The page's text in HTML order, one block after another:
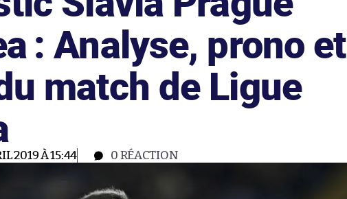
: Analyse, prono et
match de Ligue
2019 À 15:44 0 RÉACTION